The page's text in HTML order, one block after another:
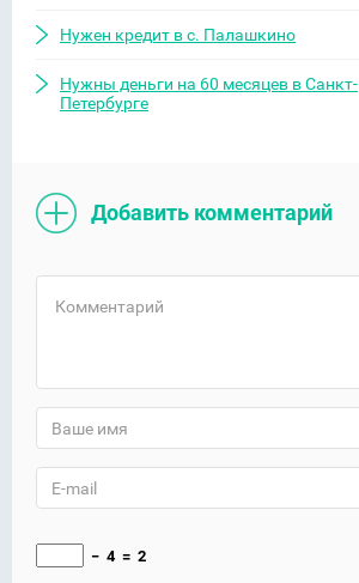
Нужен кредит в с. Палашкино
Нужны деньги на 60 месяцев в Санкт-
Петербурге
Добавить комментарий
− 4 = 2